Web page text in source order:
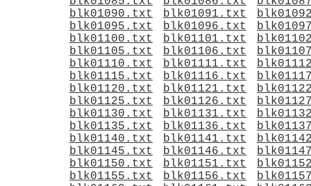
blk01090.txt
blk01091.txt
blk01095.txt
blk01096.txt
blk01100.txt
blk01101.txt
blk01105.txt
blk01106.txt
blk01110.txt
blk01111.txt
blk01115.txt
blk01116.txt
blk01120.txt
blk01121.txt
blk01125.txt
blk01126.txt
blk01130.txt
blk01131.txt
blk01135.txt
blk01136.txt
blk01140.txt
blk01141.txt
blk01145.txt
blk01146.txt
blk01150.txt
blk01151.txt
blk01155.txt
blk01156.txt